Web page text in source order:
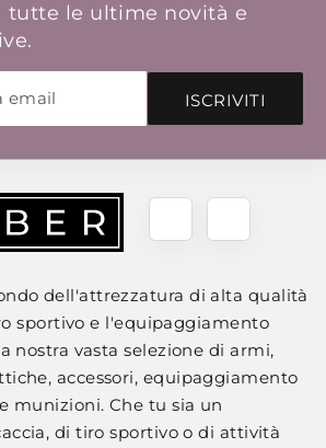
tutte le ultime novità e
ISCRIVITI
dell'attrezzatura di alta qualità
sportivo e l'equipaggiamento
nostra vasta selezione di armi,
accessori, equipaggiamento
munizioni. Che tu sia un
di tiro sportivo o di attività